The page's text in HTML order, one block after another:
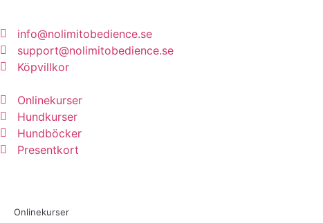
info@nolimitobedience.se
support@nolimitobedience.se
Köpvillkor
Onlinekurser
Hundkurser
Hundböcker
Presentkort
Onlinekurser